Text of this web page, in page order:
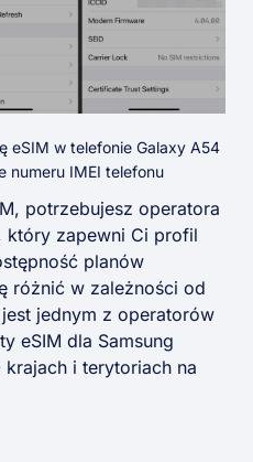
eSIM w telefonie Galaxy A54
numeru IMEI telefonu
potrzebujesz operatora
który zapewni Ci profil
planów
różnić w zależności od
jednym z operatorów
eSIM dla Samsung
i terytoriach na